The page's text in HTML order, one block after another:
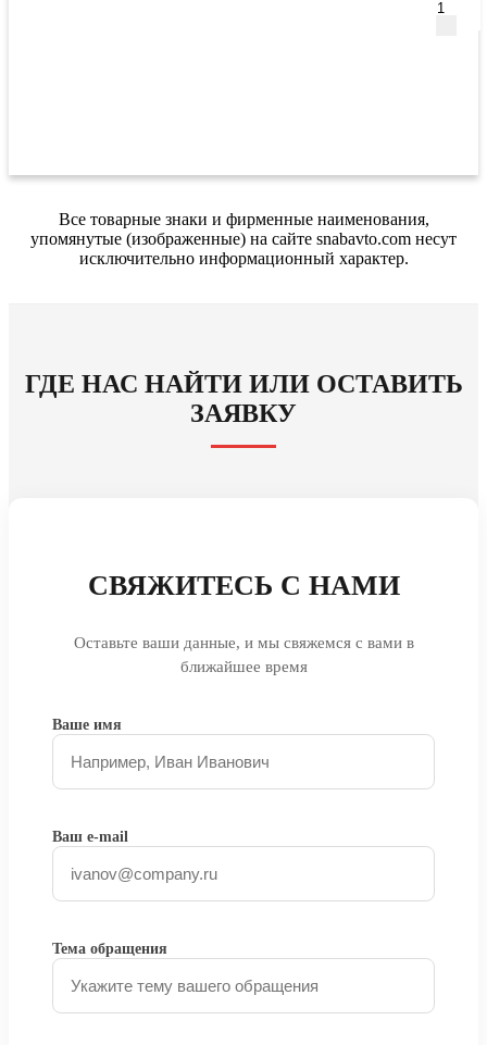
Все товарные знаки и фирменные наименования,
упомянутые (изображенные) на сайте snabavto.com несут
исключительно информационный характер.
ГДЕ НАС НАЙТИ ИЛИ ОСТАВИТЬ
ЗАЯВКУ
СВЯЖИТЕСЬ С НАМИ
Оставьте ваши данные, и мы свяжемся с вами в
ближайшее время
Ваше имя
Ваш e-mail
Тема обращения